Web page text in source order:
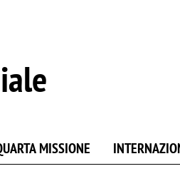
MISSIONE